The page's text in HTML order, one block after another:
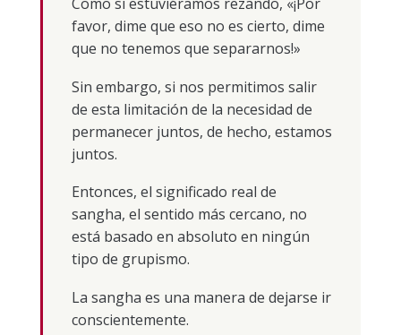
favor, dime que eso no es cierto, dime
que no tenemos que separarnos!»
Sin embargo, si nos permitimos salir
de esta limitación de la necesidad de
permanecer juntos, de hecho, estamos
juntos.
Entonces, el significado real de
sangha, el sentido más cercano, no
está basado en absoluto en ningún
tipo de grupismo.
La sangha es una manera de dejarse ir
conscientemente.